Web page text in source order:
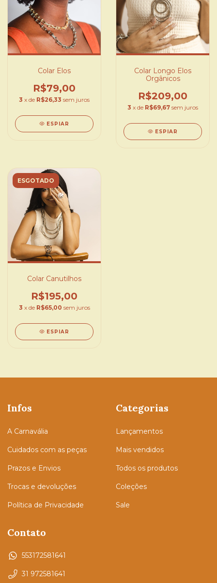
Colar Elos
R$79,00
3 x de R$26,33 sem juros
ESPIAR
Colar Longo Elos
Orgânicos
R$209,00
3 x de R$69,67 sem juros
ESPIAR
ESGOTADO
Colar Canutilhos
R$195,00
3 x de R$65,00 sem juros
ESPIAR
Infos
A Carnavália
Cuidados com as peças
Prazos e Envios
Trocas e devoluções
Política de Privacidade
Categorias
Lançamentos
Mais vendidos
Todos os produtos
Coleções
Sale
Contato
553172581641
31 972581641